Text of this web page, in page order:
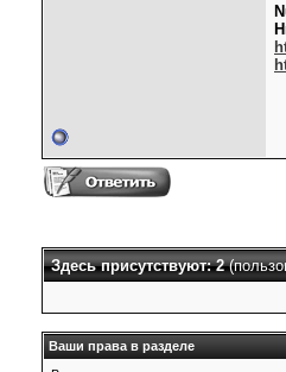
Здесь присутствуют: 2
Ваши права в разделе